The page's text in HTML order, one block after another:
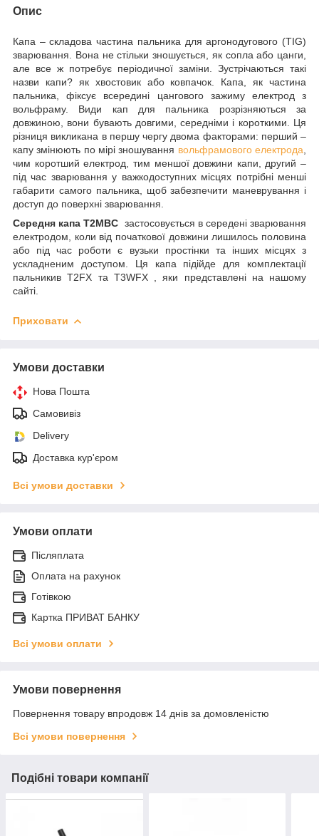
Опис
Капа – складова частина пальника для аргонодугового (TIG)
зварювання. Вона не стільки зношується, як сопла або цанги,
але все ж потребує періодичної заміни. Зустрічаються такі
назви капи? як хвостовик або ковпачок. Капа, як частина
пальника, фіксує всередині цангового зажиму електрод з
вольфраму. Види кап для пальника розрізняються за
довжиною, вони бувають довгими, середніми і короткими. Ця
різниця викликана в першу чергу двома факторами: перший –
капу змінюють по мірі зношування вольфрамового електрода
чим коротший електрод, тим меншої довжини капи, другий –
під час зварювання у важкодоступних місцях потрібні менші
габарити самого пальника, щоб забезпечити маневрування і
доступ до поверхні зварювання.
Середня капа T2MBC застосовується в середені зварювання
електродом, коли від початкової довжини лишилось половина
або під час роботи є вузьки простінки та інших місцях з
ускладненим доступом. Ця капа підійде для комплектації
пальникив T2FX та T3WFX , яки представлені на нашому
сайті.
Приховати
Умови доставки
Нова Пошта
Самовивіз
Delivery
Доставка кур'єром
Всі умови доставки
Умови оплати
Післяплата
Оплата на рахунок
Готівкою
Картка ПРИВАТ БАНКУ
Всі умови оплати
Умови повернення
Повернення товару впродовж 14 днів за домовленістю
Всі умови повернення
Подібні товари компанії